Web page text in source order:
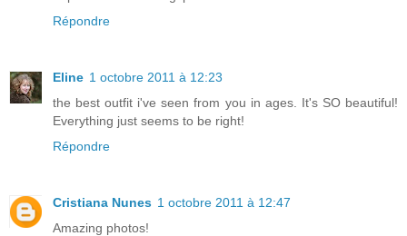
Répondre
Eline 1 octobre 2011 à 12:23
the best outfit i've seen from you in ages. It's SO beautiful!
Everything just seems to be right!
Répondre
Cristiana Nunes 1 octobre 2011 à 12:47
Amazing photos!